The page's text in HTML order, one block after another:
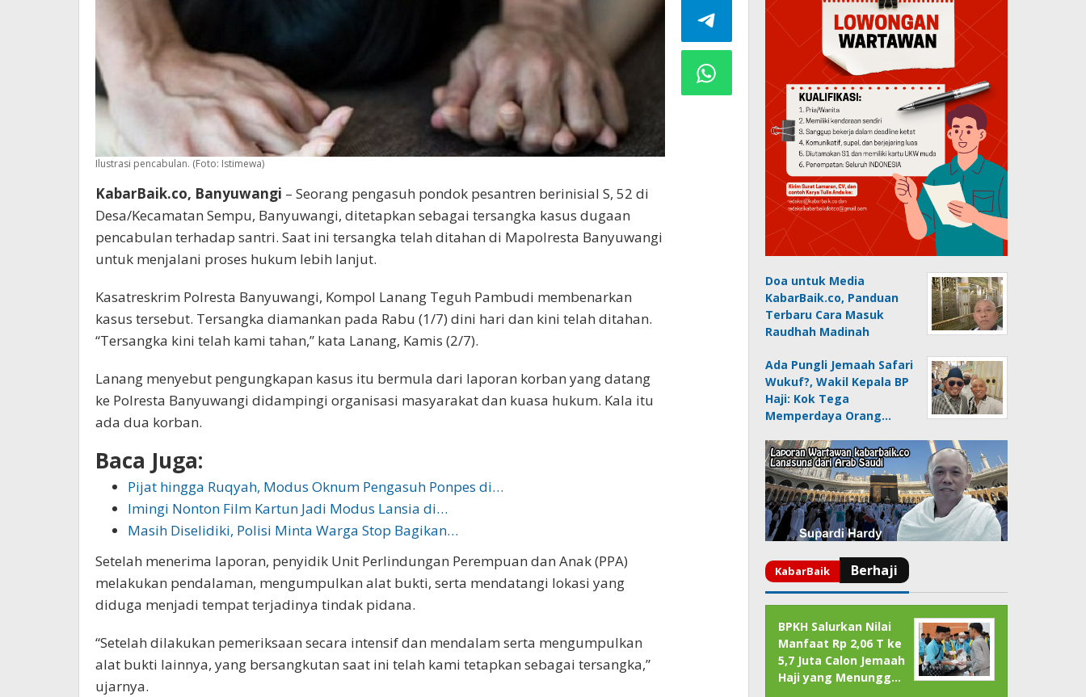
Ilustrasi pencabulan. (Foto: Istimewa)
KabarBaik.co, Banyuwangi – Seorang pengasuh pondok pesantren berinisial S, 52 di
Desa/Kecamatan Sempu, Banyuwangi, ditetapkan sebagai tersangka kasus dugaan
pencabulan terhadap santri. Saat ini tersangka telah ditahan di Mapolresta Banyuwangi
untuk menjalani proses hukum lebih lanjut.
Kasatreskrim Polresta Banyuwangi, Kompol Lanang Teguh Pambudi membenarkan
kasus tersebut. Tersangka diamankan pada Rabu (1/7) dini hari dan kini telah ditahan.
“Tersangka kini telah kami tahan,” kata Lanang, Kamis (2/7).
Lanang menyebut pengungkapan kasus itu bermula dari laporan korban yang datang
ke Polresta Banyuwangi didampingi organisasi masyarakat dan kuasa hukum. Kala itu
ada dua korban.
Baca Juga:
Pijat hingga Ruqyah, Modus Oknum Pengasuh Ponpes di…
Imingi Nonton Film Kartun Jadi Modus Lansia di…
Masih Diselidiki, Polisi Minta Warga Stop Bagikan…
Setelah menerima laporan, penyidik Unit Perlindungan Perempuan dan Anak (PPA)
melakukan pendalaman, mengumpulkan alat bukti, serta mendatangi lokasi yang
diduga menjadi tempat terjadinya tindak pidana.
“Setelah dilakukan pemeriksaan secara intensif dan mendalam serta mengumpulkan
alat bukti lainnya, yang bersangkutan saat ini telah kami tetapkan sebagai tersangka,”
ujarnya.
Doa untuk Media
KabarBaik.co, Panduan
Terbaru Cara Masuk
Raudhah Madinah
Ada Pungli Jemaah Safari
Wukuf?, Wakil Kepala BP
Haji: Kok Tega
Memperdaya Orang…
BPKH Salurkan Nilai
Manfaat Rp 2,06 T ke
5,7 Juta Calon Jemaah
Haji yang Menungg…